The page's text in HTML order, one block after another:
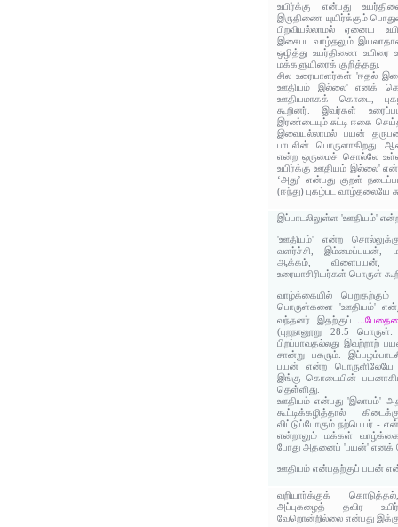
உயிர்க்கு என்பது
இருதிணை யுயிர்க்கும்
பிறவியல்லாமல் ஏனைய
இசைபட வாழ்தலும்
ஒழித்து உயர்திணை உயிரை
மக்களுயிரைக் குறித்தது.
சில உரையாளர்கள் 'ஈதல்
ஊதியம் இல்லை' எனக்
ஊதியமாகக் கொடை,
கூறினர். இவர்கள்
இரண்டையும் சுட்டி ஈகை
இவையல்லாமல் பயன்
பாடலின் பொருளாகிறது.
என்ற ஒருமைச் சொல்லே
உயிர்க்கு ஊதியம் இல்லை'
‘அது’ என்பது குறள்
(ஈந்து) புகழ்பட வாழ்தலையே
இப்பாடலிலுள்ள 'ஊதியம்'
'ஊதியம்' என்ற
வளர்ச்சி, இம்மைப்பயன்,
ஆக்கம்,
உரையாசிரியர்கள் பொருள்
வாழ்க்கையில் பெறுதற்கும்
பொருள்களை 'ஊதியம்'
வந்தனர். இதற்குப்
(புறநானூறு 28:5
பிறப்பாவதல்லது இவற்றாற்
சான்று பகரும்.
பயன் என்ற பொருளிலேயே
இங்கு கொடையின்
தெள்ளிது.
ஊதியம் என்பது 'இலாபம்'
கூட்டிக்கழித்தால்
விட்டுப்போகும் நற்பெயர் -
என்றாலும் மக்கள்
போது அதனைப் 'பயன்' எனக்
ஊதியம் என்பதற்குப் பயன்
வறியார்க்குக்
அப்புகழைத் தவிர
வேறொன்றில்லை என்பது